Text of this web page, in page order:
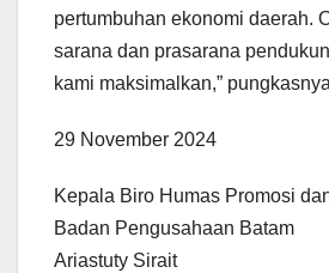
pertumbuhan ekonomi daerah.
sarana dan prasarana
kami maksimalkan,”
29 November 2024
Kepala Biro Humas Promosi
Badan Pengusahaan Batam
Ariastuty Sirait